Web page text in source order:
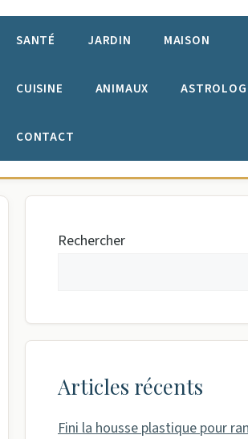
SANTÉ JARDIN MAISON
CUISINE ANIMAUX
CONTACT
Rechercher
Articles récents
Fini la housse plastique pour